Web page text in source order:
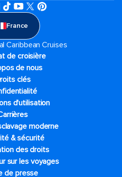
France
Caribbean Cruises
de croisière
de nous
clés
d'utilisation
moderne
& sécurité
des droits
sur les voyages
de presse